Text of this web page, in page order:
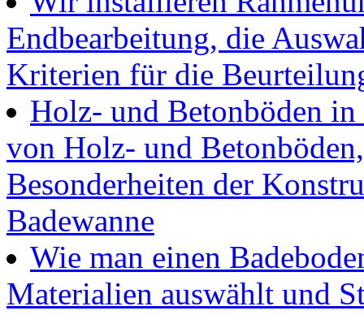
Endbearbeitung, die
Kriterien für die
Holz- und Betonböden
von Holz- und
Besonderheiten der
Badewanne
Wie man einen
Materialien auswählt und